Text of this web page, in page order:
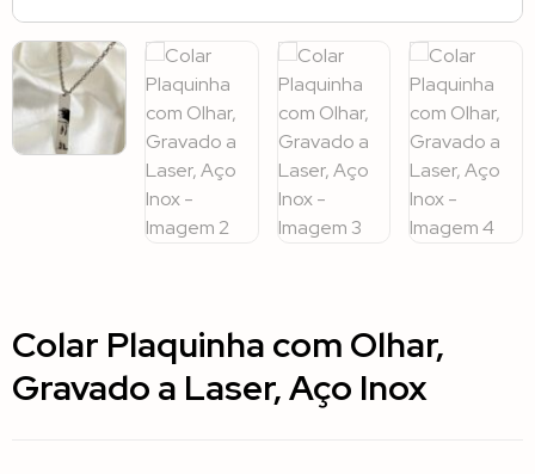
Colar Plaquinha com Olhar,
Gravado a Laser, Aço Inox